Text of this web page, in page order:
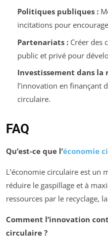
Politiques publiques :
incitations pour
Partenariats :Créer des
public et privé pour
Investissement dans la
l’innovation en finançant
circulaire.
FAQ
Qu’est-ce que l’économie
L’économie circulaire est un
réduire le gaspillage et à
ressources par le recyclage,
Comment l’innovation
circulaire ?